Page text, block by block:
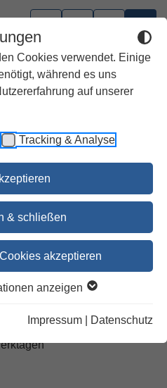
Cookies verwendet. Einige
während es uns
auf unserer
Tracking & Analyse
& schließen
akzeptieren
anzeigen
Impressum Datenschutz
Kunstleder